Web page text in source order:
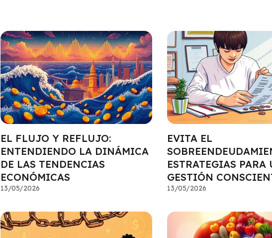
EL FLUJO Y REFLUJO:
ENTENDIENDO LA DINÁMICA
DE LAS TENDENCIAS
ECONÓMICAS
13/05/2026
EVITA EL
ESTRATEGIAS PARA
GESTIÓN
13/05/2026